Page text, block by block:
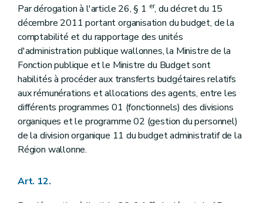
Par dérogation à l'article 26, § 1 er, du décret du 15
décembre 2011 portant organisation du budget, de la
comptabilité et du rapportage des unités
d'administration publique wallonnes, la Ministre de la
Fonction publique et le Ministre du Budget sont
habilités à procéder aux transferts budgétaires relatifs
aux rémunérations et allocations des agents, entre les
différents programmes 01 (fonctionnels) des divisions
organiques et le programme 02 (gestion du personnel)
de la division organique 11 du budget administratif de la
Région wallonne.
Art. 12.